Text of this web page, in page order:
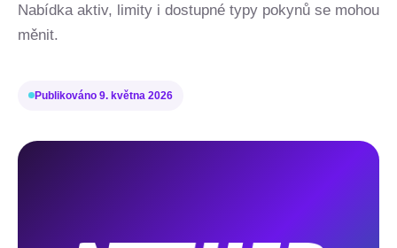
Nabídka aktiv, limity i dostupné typy pokynů se mohou
měnit.
Publikováno 9. května 2026